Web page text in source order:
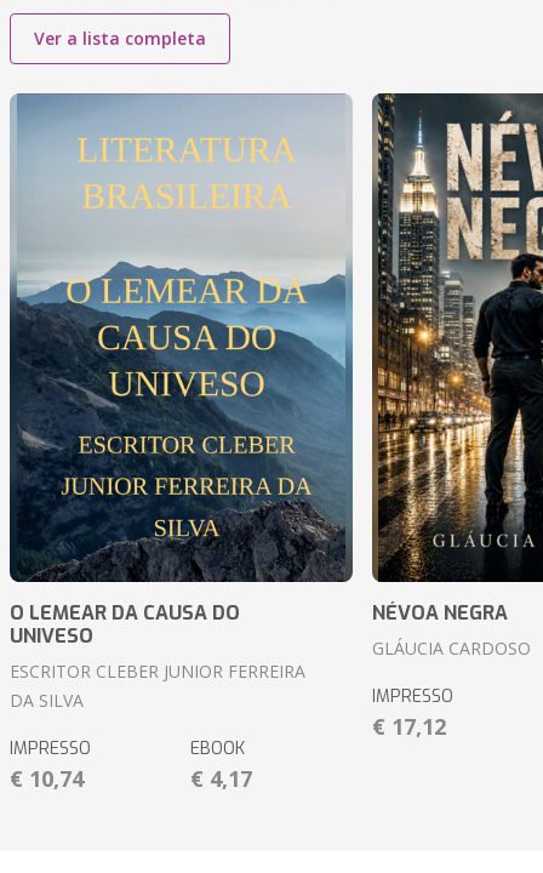
Ver a lista completa
O LEMEAR DA CAUSA DO
UNIVESO
ESCRITOR CLEBER JUNIOR FERREIRA
DA SILVA
IMPRESSO
€ 10,74
EBOOK
€ 4,17
NÉVOA NEGRA
GLÁUCIA CARDOSO
IMPRESSO
€ 17,12